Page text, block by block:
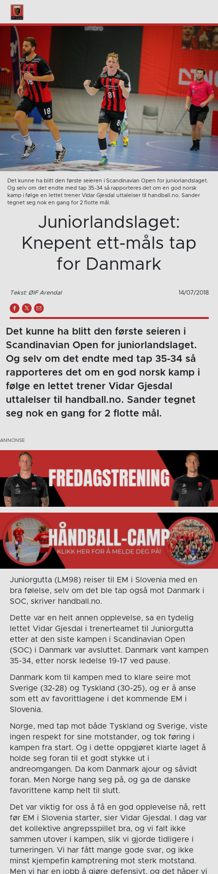
Det kunne ha blitt den første seieren i Scandinavian Open for juniorlandslaget.
Og selv om det endte med tap 35-34 så rapporteres det om en god norsk
kamp i følge en lettet trener Vidar Gjesdal uttalelser til handball.no. Sander
tegnet seg nok en gang for 2 flotte mål.
Juniorlandslaget:
Knepent ett-måls tap
for Danmark
Tekst: ØIF Arendal 14/07/2018
Det kunne ha blitt den første seieren i
Scandinavian Open for juniorlandslaget.
Og selv om det endte med tap 35-34 så
rapporteres det om en god norsk kamp i
følge en lettet trener Vidar Gjesdal
uttalelser til handball.no. Sander tegnet
seg nok en gang for 2 flotte mål.
Juniorgutta (LM98) reiser til EM i Slovenia med en
bra følelse, selv om det ble tap også mot Danmark i
SOC, skriver handball.no.
Dette var en helt annen opplevelse, sa en tydelig
lettet Vidar Gjesdal i trenerteamet til Juniorgutta
etter at den siste kampen i Scandinavian Open
(SOC) i Danmark var avsluttet. Danmark vant kampen
35-34, etter norsk ledelse 19-17 ved pause.
Danmark kom til kampen med to klare seire mot
Sverige (32-28) og Tyskland (30-25), og er å anse
som ett av favorittlagene i det kommende EM i
Slovenia.
Norge, med tap mot både Tyskland og Sverige, viste
ingen respekt for sine motstander, og tok føring i
kampen fra start. Og i dette oppgjøret klarte laget å
holde seg foran til et godt stykke ut i
andreomgangen. Da kom Danmark ajour og såvidt
foran. Men Norge hang seg på, og ga de danske
favorittene kamp helt til slutt.
Det var viktig for oss å få en god opplevelse nå, rett
før EM i Slovenia starter, sier Vidar Gjesdal. I dag var
det kollektive angrepsspillet bra, og vi falt ikke
sammen utover i kampen, slik vi gjorde tidligere i
turneringen. Vi har fått mange gode svar, og ikke
minst kjempefin kamptrening mot sterk motstand.
Men vi har en jobb å gjøre defensivt, og det håper vi